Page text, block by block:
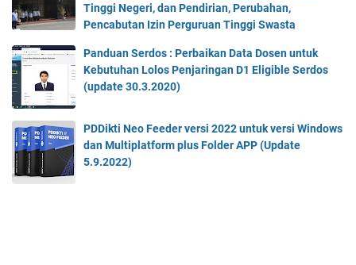
Tinggi Negeri, dan Pendirian, Perubahan,
Pencabutan Izin Perguruan Tinggi Swasta
Panduan Serdos : Perbaikan Data Dosen untuk
Kebutuhan Lolos Penjaringan D1 Eligible Serdos
(update 30.3.2020)
PDDikti Neo Feeder versi 2022 untuk versi Windows
dan Multiplatform plus Folder APP (Update
5.9.2022)